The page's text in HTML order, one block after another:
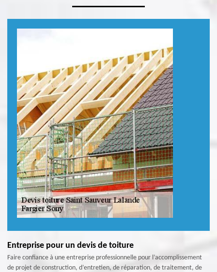
Entreprise pour un devis de toiture
Faire confiance à une entreprise professionnelle pour l’accomplissement
de projet de construction, d’entretien, de réparation, de traitement, de